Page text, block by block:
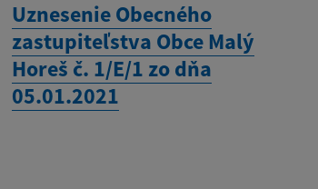
Uznesenie Obecného
zastupiteľstva Obce Malý
Horeš č. 1/E/1 zo dňa
05.01.2021